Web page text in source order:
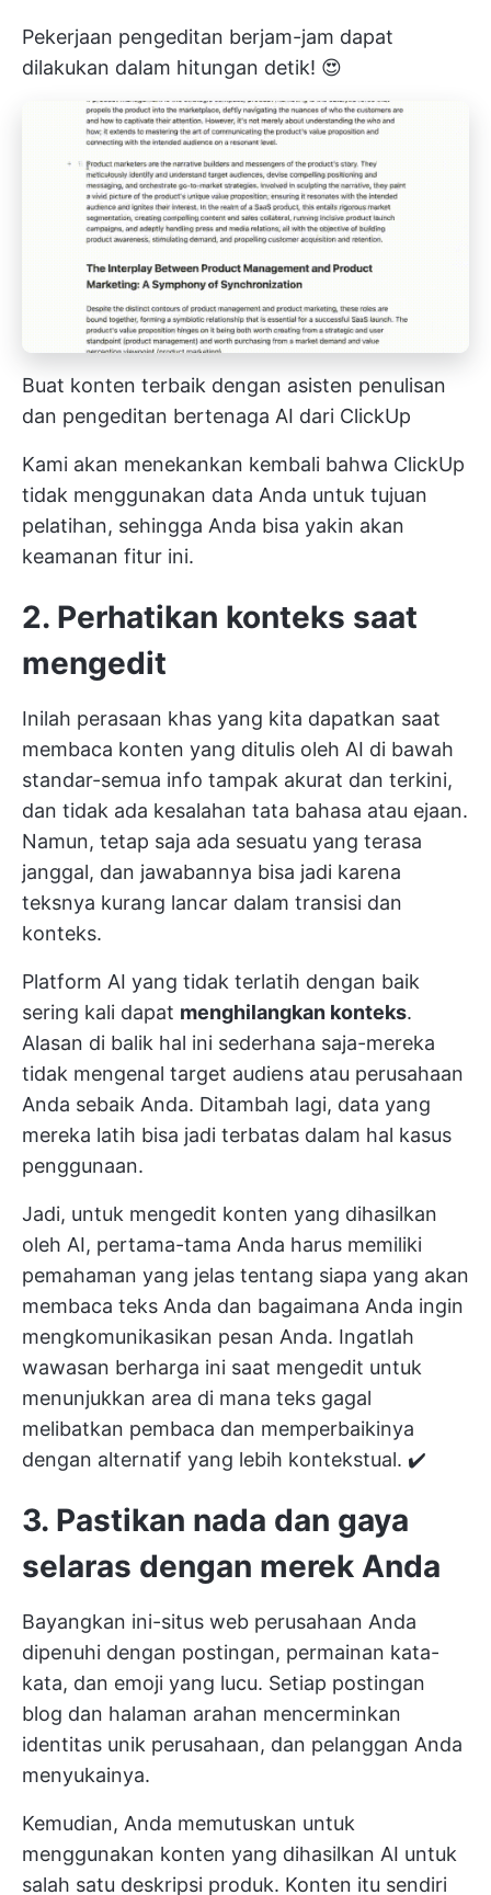
Pekerjaan pengeditan berjam-jam dapat
dilakukan dalam hitungan detik! 😍
Buat konten terbaik dengan asisten penulisan
dan pengeditan bertenaga AI dari ClickUp
Kami akan menekankan kembali bahwa ClickUp
tidak menggunakan data Anda untuk tujuan
pelatihan, sehingga Anda bisa yakin akan
keamanan fitur ini.
2. Perhatikan konteks saat
mengedit
Inilah perasaan khas yang kita dapatkan saat
membaca konten yang ditulis oleh AI di bawah
standar-semua info tampak akurat dan terkini,
dan tidak ada kesalahan tata bahasa atau ejaan.
Namun, tetap saja ada sesuatu yang terasa
janggal, dan jawabannya bisa jadi karena
teksnya kurang lancar dalam transisi dan
konteks.
Platform AI yang tidak terlatih dengan baik
sering kali dapat menghilangkan konteks.
Alasan di balik hal ini sederhana saja-mereka
tidak mengenal target audiens atau perusahaan
Anda sebaik Anda. Ditambah lagi, data yang
mereka latih bisa jadi terbatas dalam hal kasus
penggunaan.
Jadi, untuk mengedit konten yang dihasilkan
oleh AI, pertama-tama Anda harus memiliki
pemahaman yang jelas tentang siapa yang akan
membaca teks Anda dan bagaimana Anda ingin
mengkomunikasikan pesan Anda. Ingatlah
wawasan berharga ini saat mengedit untuk
menunjukkan area di mana teks gagal
melibatkan pembaca dan memperbaikinya
dengan alternatif yang lebih kontekstual. ✔️
3. Pastikan nada dan gaya
selaras dengan merek Anda
Bayangkan ini-situs web perusahaan Anda
dipenuhi dengan postingan, permainan kata-
kata, dan emoji yang lucu. Setiap postingan
blog dan halaman arahan mencerminkan
identitas unik perusahaan, dan pelanggan Anda
menyukainya.
Kemudian, Anda memutuskan untuk
menggunakan konten yang dihasilkan AI untuk
salah satu deskripsi produk. Konten itu sendiri